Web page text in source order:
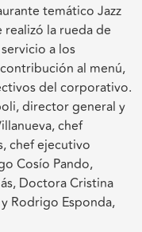
temático Jazz
realizó la rueda de
a los
al menú,
del corporativo.
director general y
chef
chef ejecutivo
Cosío Pando,
Doctora Cristina
Rodrigo Esponda,